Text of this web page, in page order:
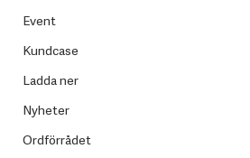
Event
Kundcase
Ladda ner
Nyheter
Ordförrådet